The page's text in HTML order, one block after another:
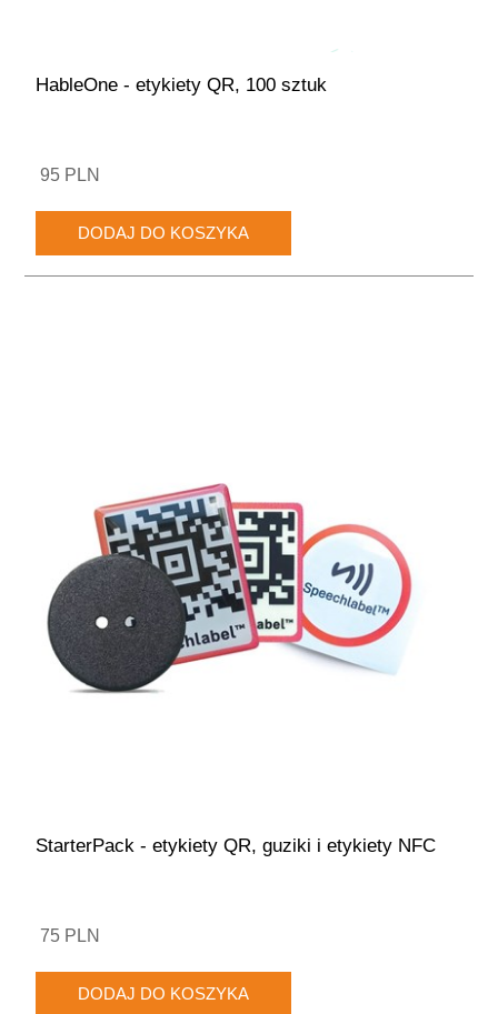
HableOne - etykiety QR, 100 sztuk
95 PLN
StarterPack - etykiety QR, guziki i etykiety NFC
75 PLN